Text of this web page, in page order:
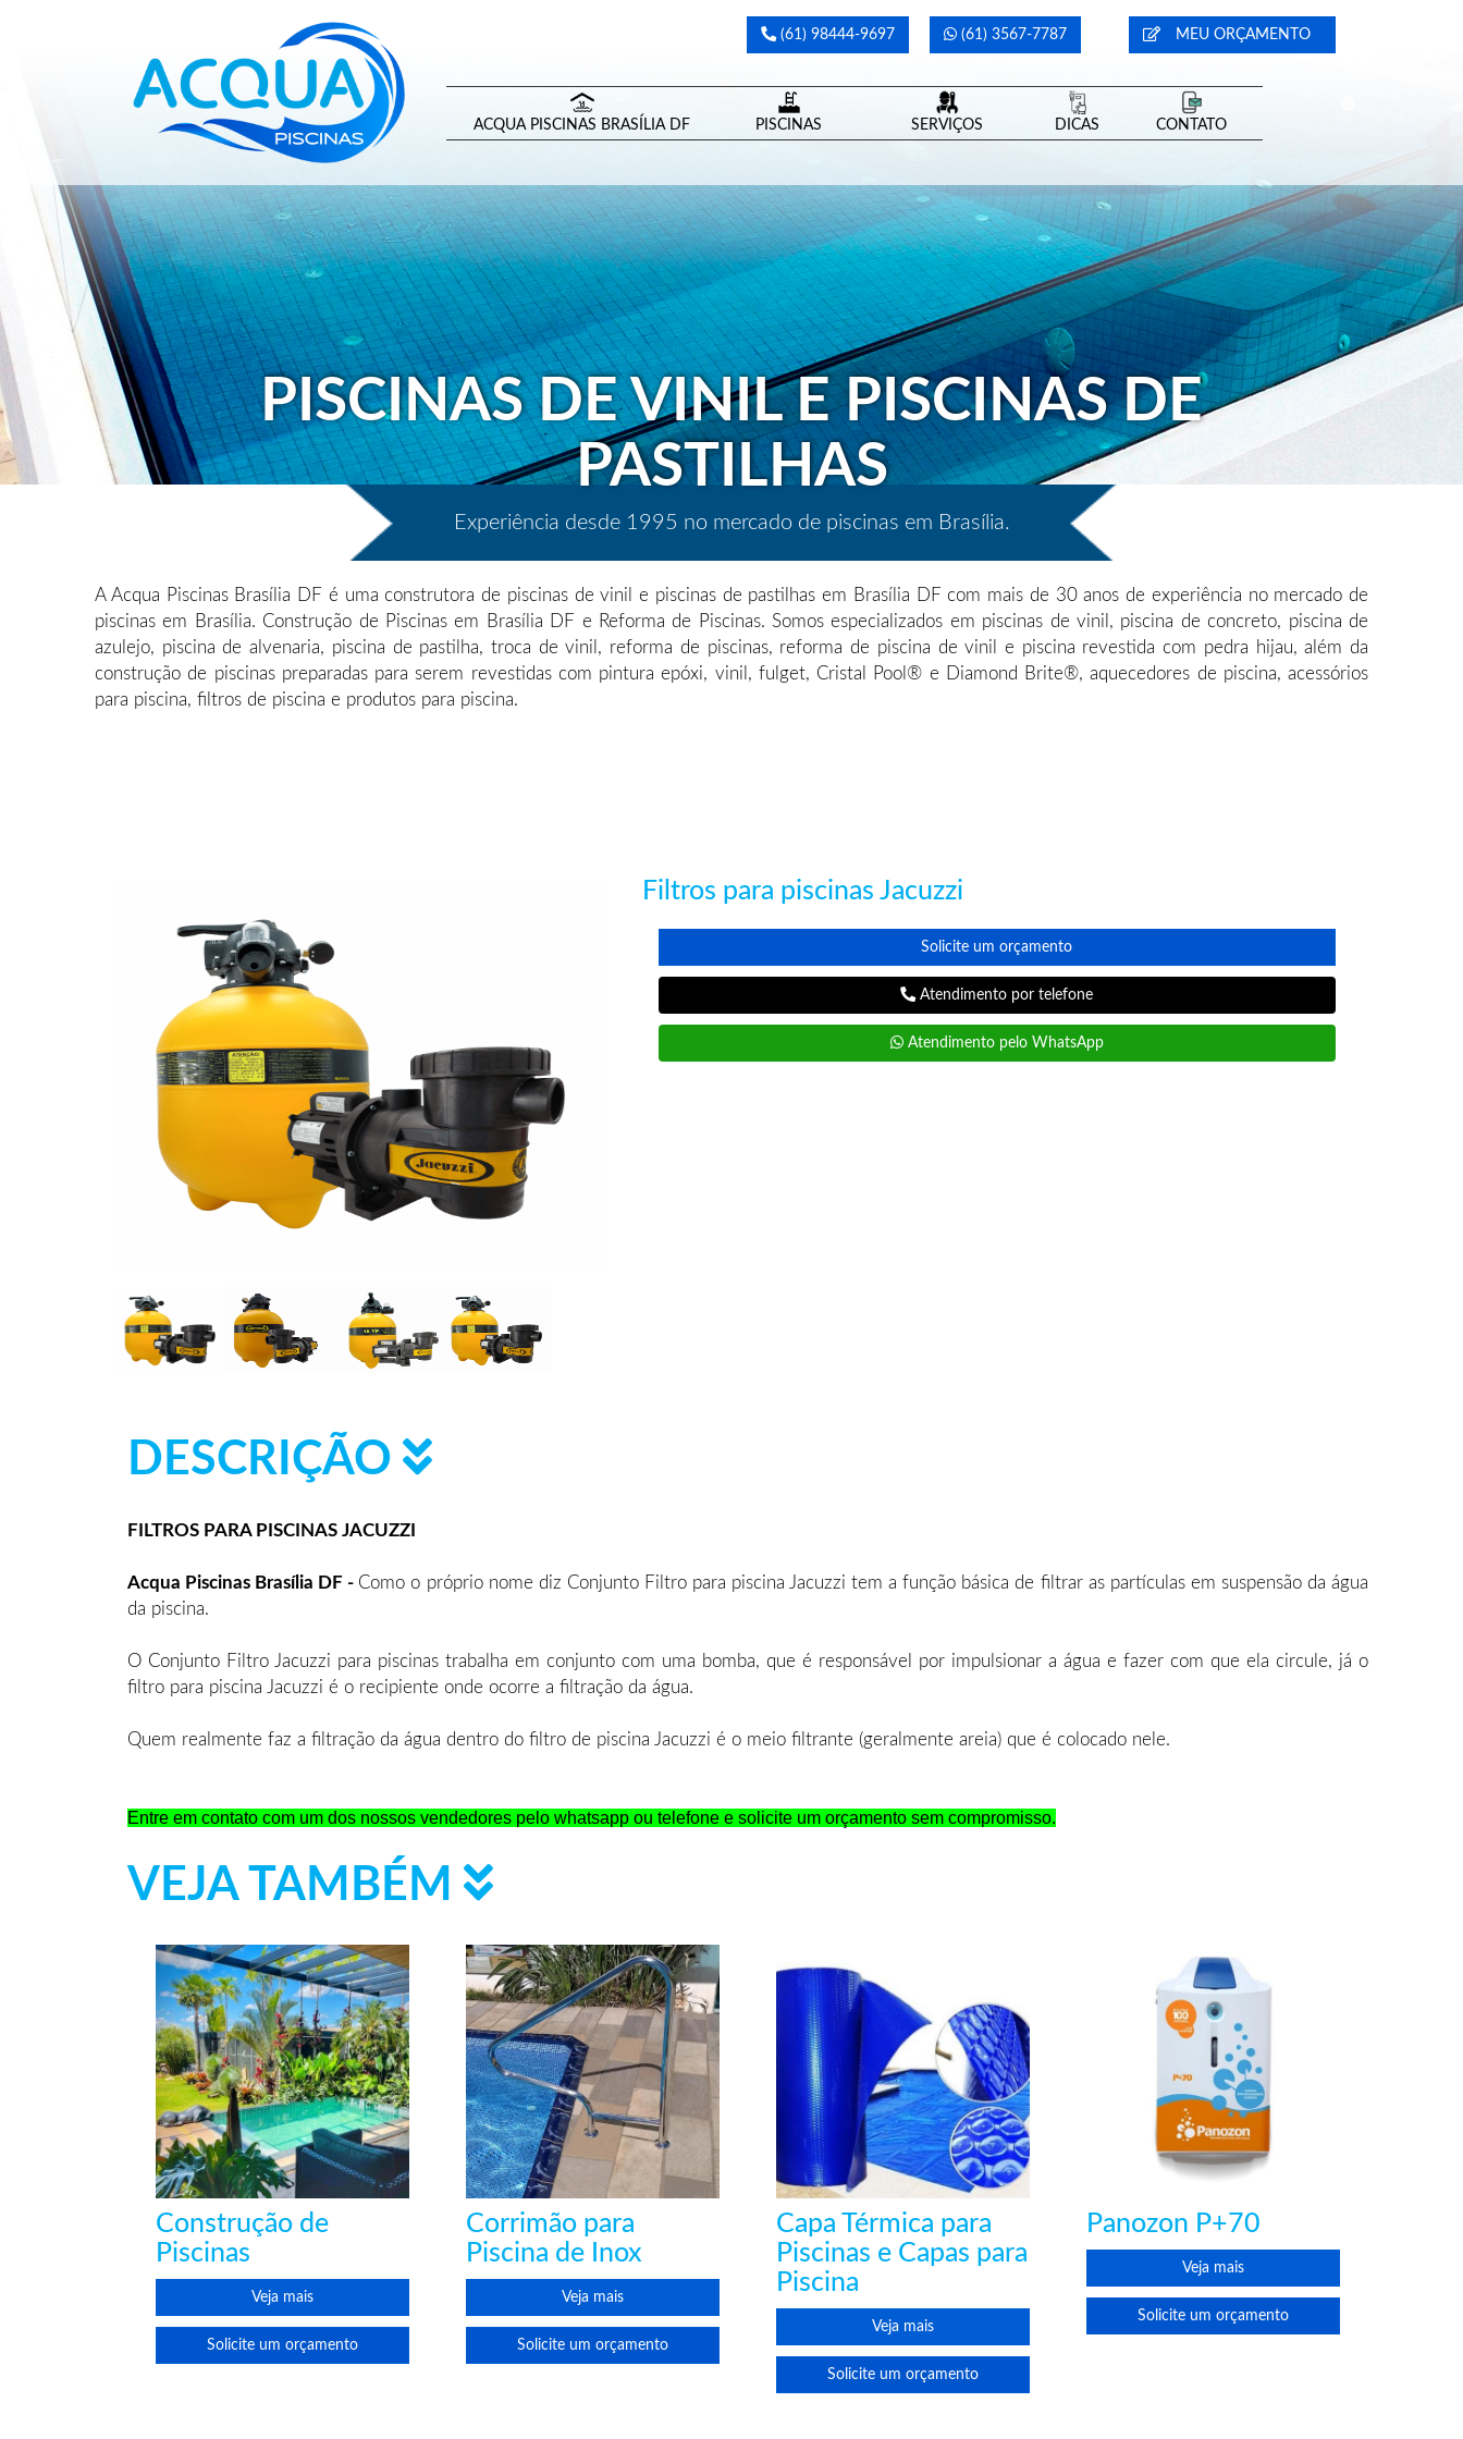
(61) 98444-9697 (61) 3567-7787 MEU ORÇAMENTO
ACQUA PISCINAS BRASÍLIA DF PISCINAS SERVIÇOS DICAS CONTATO
PISCINAS DE VINIL E PISCINAS DE
PASTILHAS
Experiência desde 1995 no mercado de piscinas em Brasília.
A Acqua Piscinas Brasília DF é uma construtora de piscinas de vinil e piscinas de pastilhas em Brasília DF com mais de 30 anos de experiência no mercado de
piscinas em Brasília. Construção de Piscinas em Brasília DF e Reforma de Piscinas. Somos especializados em piscinas de vinil, piscina de concreto, piscina de
azulejo, piscina de alvenaria, piscina de pastilha, troca de vinil, reforma de piscinas, reforma de piscina de vinil e piscina revestida com pedra hijau, além da
construção de piscinas preparadas para serem revestidas com pintura epóxi, vinil, fulget, Cristal Pool® e Diamond Brite®, aquecedores de piscina, acessórios
para piscina, filtros de piscina e produtos para piscina.
Filtros para piscinas Jacuzzi
Solicite um orçamento
Atendimento por telefone
Atendimento pelo WhatsApp
DESCRIÇÃO
FILTROS PARA PISCINAS JACUZZI
Acqua Piscinas Brasília DF - Como o próprio nome diz Conjunto Filtro para piscina Jacuzzi tem a função básica de filtrar as partículas em suspensão da água
da piscina.
O Conjunto Filtro Jacuzzi para piscinas trabalha em conjunto com uma bomba, que é responsável por impulsionar a água e fazer com que ela circule, já o
filtro para piscina Jacuzzi é o recipiente onde ocorre a filtração da água.
Quem realmente faz a filtração da água dentro do filtro de piscina Jacuzzi é o meio filtrante (geralmente areia) que é colocado nele.
Entre em contato com um dos nossos vendedores pelo whatsapp ou telefone e solicite um orçamento sem compromisso.
VEJA TAMBÉM
Construção de
Piscinas
Veja mais
Solicite um orçamento
Corrimão para
Piscina de Inox
Veja mais
Solicite um orçamento
Capa Térmica para
Piscinas e Capas para
Piscina
Veja mais
Solicite um orçamento
Panozon P+70
Veja mais
Solicite um orçamento